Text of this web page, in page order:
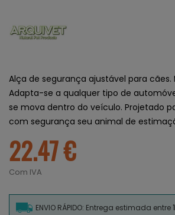
Alça de segurança ajustável para cães.
Adapta-se a qualquer tipo de
se mova dentro do veículo. Projetado
com segurança seu animal de
22.47 €
Com IVA
ENVIO RÁPIDO: Entrega estimada entre